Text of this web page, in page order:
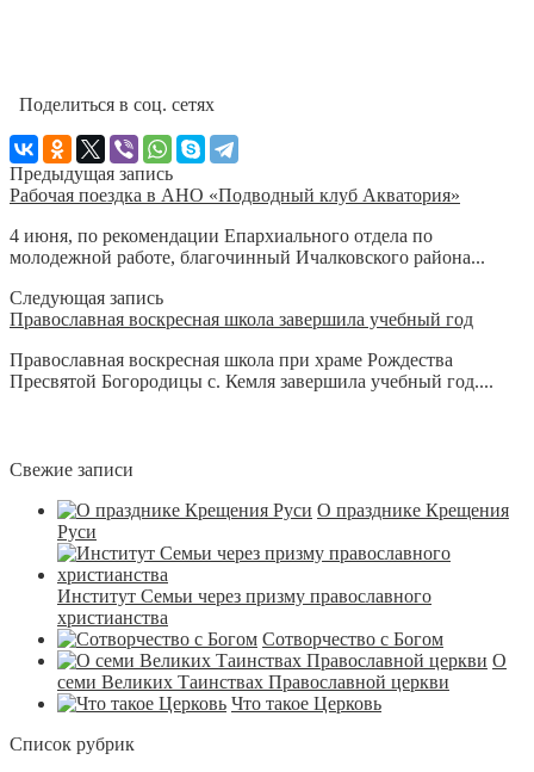
Поделиться в соц. сетях
Предыдущая запись
Рабочая поездка в АНО «Подводный клуб Акватория»
4 июня, по рекомендации Епархиального отдела по
молодежной работе, благочинный Ичалковского района...
Следующая запись
Православная воскресная школа завершила учебный год
Православная воскресная школа при храме Рождества
Пресвятой Богородицы с. Кемля завершила учебный год....
Свежие записи
О празднике Крещения
Руси
Институт Семьи через призму православного
христианства
Сотворчество с Богом
О
семи Великих Таинствах Православной церкви
Что такое Церковь
Список рубрик